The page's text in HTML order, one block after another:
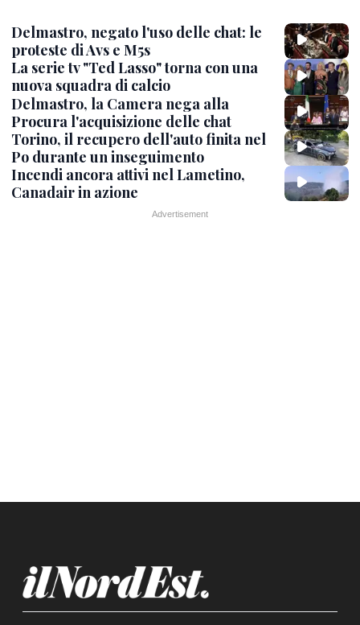
Delmastro, negato l'uso delle chat: le
proteste di Avs e M5s
La serie tv "Ted Lasso" torna con una
nuova squadra di calcio
Delmastro, la Camera nega alla
Procura l'acquisizione delle chat
Torino, il recupero dell'auto finita nel
Po durante un inseguimento
Incendi ancora attivi nel Lametino,
Canadair in azione